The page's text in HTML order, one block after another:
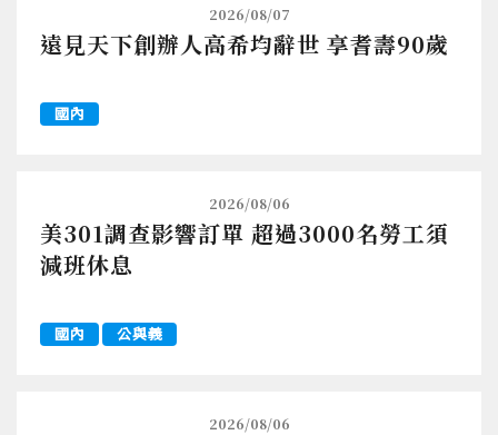
2026/08/07
遠見天下創辦人高希均辭世 享耆壽90歲
國內
2026/08/06
美301調查影響訂單 超過3000名勞工須
減班休息
國內 公與義
2026/08/06